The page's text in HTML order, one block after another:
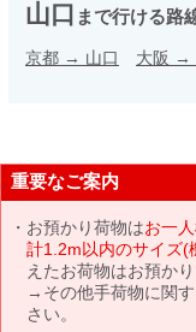
山口 まで行ける路
京都 → 山口 大阪 →
重要なご案内
お預かり荷物はお一
計1.2m以内のサイズ(
えたお荷物はお預かり
→その他手荷物に関
さい。